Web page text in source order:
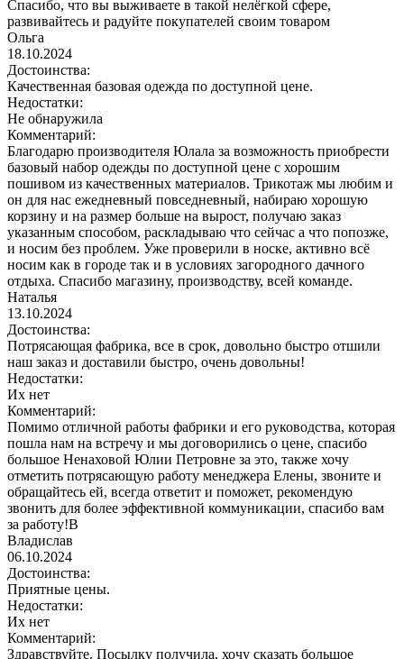
Спасибо, что вы выживаете в такой нелёгкой сфере,
развивайтесь и радуйте покупателей своим товаром
Ольга
18.10.2024
Достоинства:
Качественная базовая одежда по доступной цене.
Недостатки:
Не обнаружила
Комментарий:
Благодарю производителя Юлала за возможность приобрести
базовый набор одежды по доступной цене с хорошим
пошивом из качественных материалов. Трикотаж мы любим и
он для нас ежедневный повседневный, набираю хорошую
корзину и на размер больше на вырост, получаю заказ
указанным способом, раскладываю что сейчас а что попозже,
и носим без проблем. Уже проверили в носке, активно всё
носим как в городе так и в условиях загородного дачного
отдыха. Спасибо магазину, производству, всей команде.
Наталья
13.10.2024
Достоинства:
Потрясающая фабрика, все в срок, довольно быстро отшили
наш заказ и доставили быстро, очень довольны!
Недостатки:
Их нет
Комментарий:
Помимо отличной работы фабрики и его руководства, которая
пошла нам на встречу и мы договорились о цене, спасибо
большое Ненаховой Юлии Петровне за это, также хочу
отметить потрясающую работу менеджера Елены, звоните и
обращайтесь ей, всегда ответит и поможет, рекомендую
звонить для более эффективной коммуникации, спасибо вам
за работу!В
Владислав
06.10.2024
Достоинства:
Приятные цены.
Недостатки:
Их нет
Комментарий:
Здравствуйте. Посылку получила, хочу сказать большое